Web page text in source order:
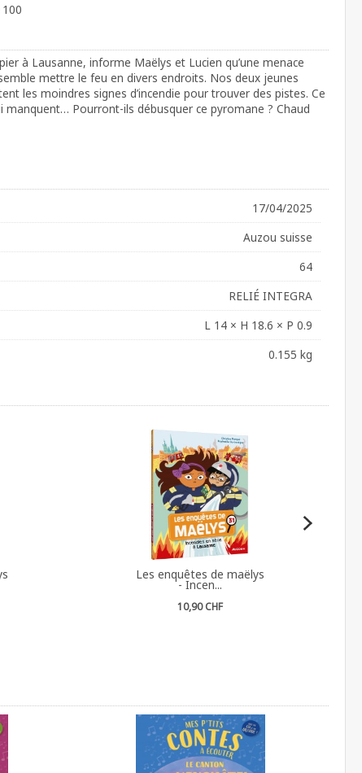
à Lausanne, informe Maëlys et Lucien qu’une menace
mettre le feu en divers endroits. Nos deux jeunes
les moindres signes d’incendie pour trouver des pistes. Ce
manquent… Pourront-ils débusquer ce pyromane ? Chaud
17/04/2025
Auzou suisse
64
RELIÉ INTEGRA
L 14 × H 18.6 × P 0.9
0.155 kg
Les enquêtes de maëlys
- Incen...
10,90 CHF